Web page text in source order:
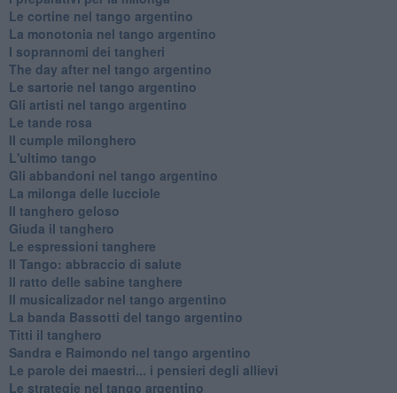
Le cortine nel tango argentino
La monotonia nel tango argentino
I soprannomi dei tangheri
The day after nel tango argentino
Le sartorie nel tango argentino
Gli artisti nel tango argentino
Le tande rosa
Il cumple milonghero
L'ultimo tango
Gli abbandoni nel tango argentino
La milonga delle lucciole
Il tanghero geloso
Giuda il tanghero
Le espressioni tanghere
Il Tango: abbraccio di salute
Il ratto delle sabine tanghere
Il musicalizador nel tango argentino
La banda Bassotti del tango argentino
Titti il tanghero
Sandra e Raimondo nel tango argentino
Le parole dei maestri... i pensieri degli allievi
Le strategie nel tango argentino